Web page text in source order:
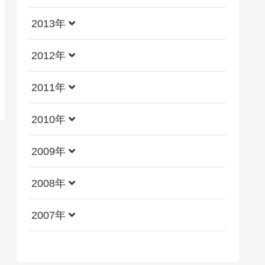
2013年
2012年
2011年
2010年
2009年
2008年
2007年